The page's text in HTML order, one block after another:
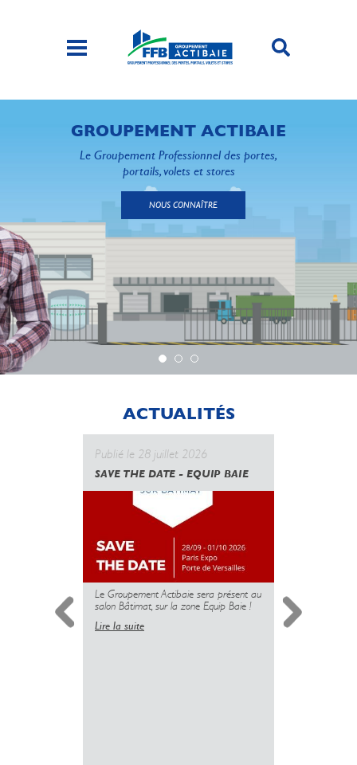
GROUPEMENT ACTIBAIE
Le Groupement Professionnel des portes,
portails, volets et stores
NOUS CONNAÎTRE
ACTUALITÉS
Publié le 28 juillet 2026
SAVE THE DATE - EQUIP BAIE
Le Groupement Actibaie sera présent au
salon Bâtimat, sur la zone Equip Baie !
Lire la suite